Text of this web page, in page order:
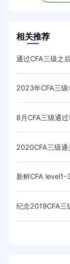
相关推荐
通过CFA三级之
变！
2023年CFA三级
8月CFA三级通
低呢？
2020CFA三级通
新鲜CFA level1-
纪念2019CFA三